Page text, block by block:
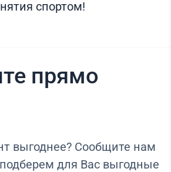
спортом!
прямо
выгоднее? Сообщите нам
для Вас выгодные